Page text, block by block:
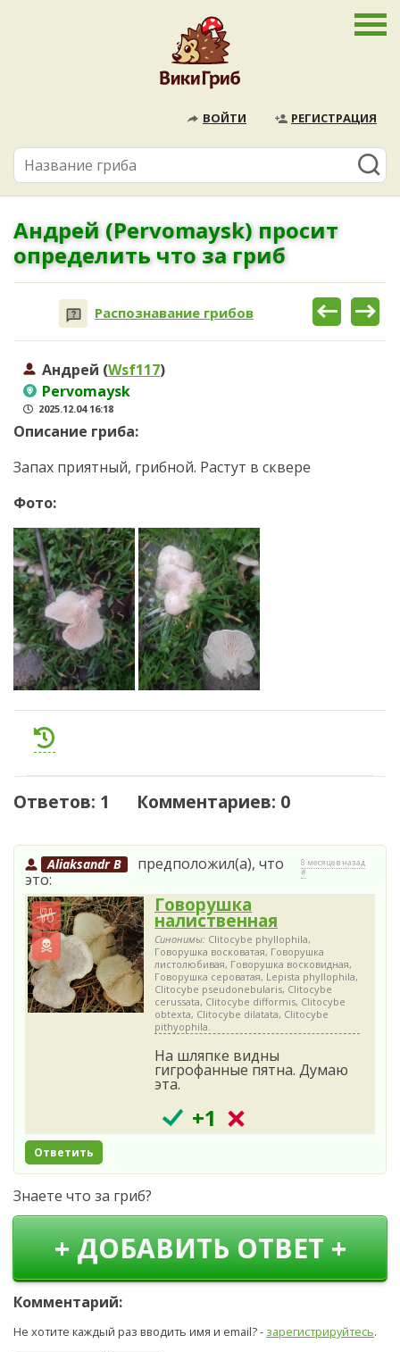
ВОЙТИ РЕГИСТРАЦИЯ
Андрей (Pervomaysk) просит
определить что за гриб
Распознавание грибов
Андрей (Wsf117)
Pervomaysk
2025.12.04 16:18
Описание гриба:
Запах приятный, грибной. Растут в сквере
Фото:
Ответов: 1 Комментариев: 0
Aliaksandr B
предположил(а), что
это:
8 месяцев назад
#
Говорушка
налиственная
Синонимы: Clitocybe phyllophila,
Говорушка восковатая, Говорушка
листолюбивая, Говорушка восковидная,
Говорушка сероватая, Lepista phyllophila,
Clitocybe pseudonebularis, Clitocybe
cerussata, Clitocybe difformis, Clitocybe
obtexta, Clitocybe dilatata, Clitocybe
pithyophila.
На шляпке видны
гигрофанные пятна. Думаю
эта.
+1
Ответить
Знаете что за гриб?
+ ДОБАВИТЬ ОТВЕТ +
Комментарий:
Не хотите каждый раз вводить имя и email? - зарегистрируйтесь.